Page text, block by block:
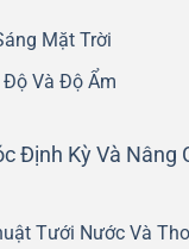
Mặt Trời
Độ Và Độ Ẩm
Định Kỳ Và
Tưới Nước Và